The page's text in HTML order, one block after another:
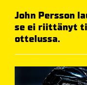
John Persson
se ei riittänyt
ottelussa.